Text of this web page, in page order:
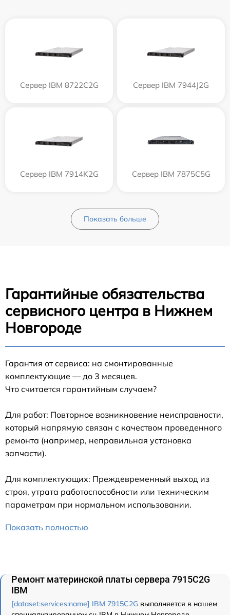
Сервер IBM 8722C2G Сервер IBM 7944J2G
Сервер IBM 7914K2G Сервер IBM 7875C5G
Показать больше
Гарантийные обязательства
сервисного центра в Нижнем
Новгороде
Гарантия от сервиса: на смонтированные
комплектующие — до 3 месяцев.
Что считается гарантийным случаем?
Для работ: Повторное возникновение неисправности,
который напрямую связан с качеством проведенного
ремонта (например, неправильная установка
запчасти).
Для комплектующих: Преждевременный выход из
строя, утрата работоспособности или техническим
параметрам при нормальном использовании.
Показать полностью
Ремонт материнской платы сервера 7915C2G
IBM
[dataset:services:name] IBM 7915C2G выполняется в нашем